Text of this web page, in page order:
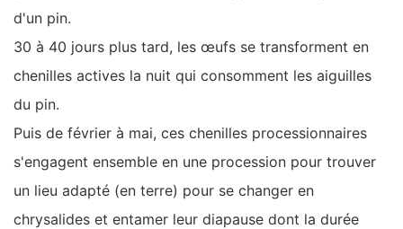
d'un pin.
30 à 40 jours plus tard, les œufs se transforment en
chenilles actives la nuit qui consomment les aiguilles
du pin.
Puis de février à mai, ces chenilles processionnaires
s'engagent ensemble en une procession pour trouver
un lieu adapté (en terre) pour se changer en
chrysalides et entamer leur diapause dont la durée